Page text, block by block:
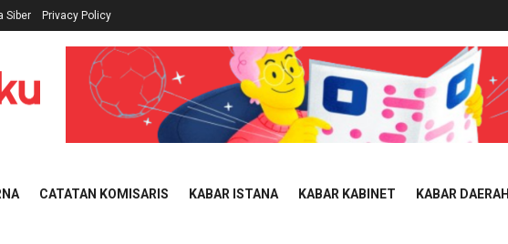
Siber Privacy Policy
CATATAN KOMISARIS KABAR ISTANA KABAR KABINET KABAR DAERAH